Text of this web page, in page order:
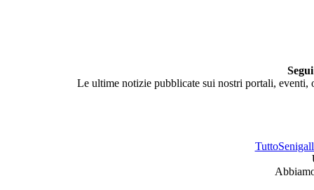
Le ultime notizie pubblicate sui nostri portali,